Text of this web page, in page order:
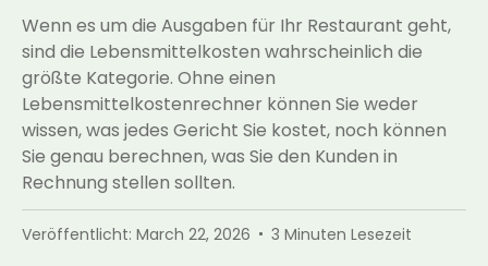
Wenn es um die Ausgaben für Ihr Restaurant geht,
sind die Lebensmittelkosten wahrscheinlich die
größte Kategorie. Ohne einen
Lebensmittelkostenrechner können Sie weder
wissen, was jedes Gericht Sie kostet, noch können
Sie genau berechnen, was Sie den Kunden in
Rechnung stellen sollten.
Veröffentlicht: March 22, 2026 3 Minuten Lesezeit